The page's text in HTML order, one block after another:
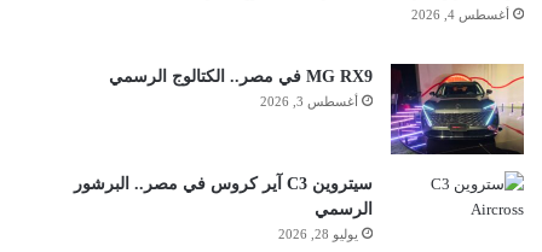
أغسطس 4, 2026
MG RX9 في مصر.. الكتالوج الرسمي
أغسطس 3, 2026
سيتروين C3 آير كروس في مصر.. البرشور
الرسمي
يوليو 28, 2026